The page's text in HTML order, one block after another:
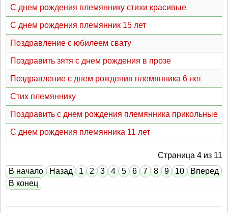
С днем рождения племяннику стихи красивые
С днем рождения племянник 15 лет
Поздравление с юбилеем свату
Поздравить зятя с днем рождения в прозе
Поздравление с днем рождения племянника 6 лет
Стих племяннику
Поздравить с днем рождения племянника прикольные
С днем рождения племянника 11 лет
Страница 4 из 11
В начало
Назад 1 2 3 4 5 6 7 8 9 10
Вперед
В конец